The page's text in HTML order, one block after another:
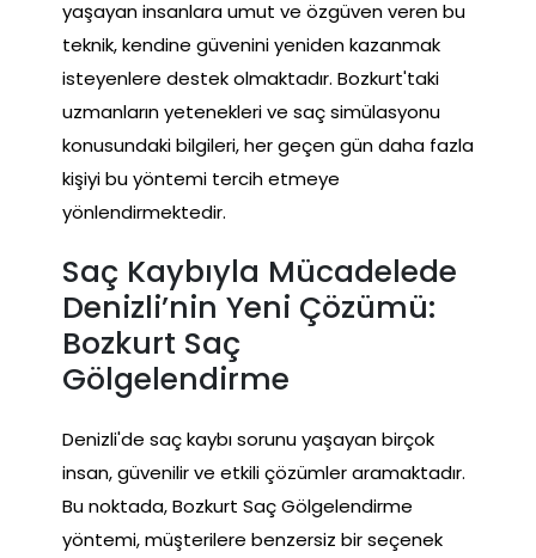
yaşayan insanlara umut ve özgüven veren bu
teknik, kendine güvenini yeniden kazanmak
isteyenlere destek olmaktadır. Bozkurt'taki
uzmanların yetenekleri ve saç simülasyonu
konusundaki bilgileri, her geçen gün daha fazla
kişiyi bu yöntemi tercih etmeye
yönlendirmektedir.
Saç Kaybıyla Mücadelede
Denizli’nin Yeni Çözümü:
Bozkurt Saç
Gölgelendirme
Denizli'de saç kaybı sorunu yaşayan birçok
insan, güvenilir ve etkili çözümler aramaktadır.
Bu noktada, Bozkurt Saç Gölgelendirme
yöntemi, müşterilere benzersiz bir seçenek